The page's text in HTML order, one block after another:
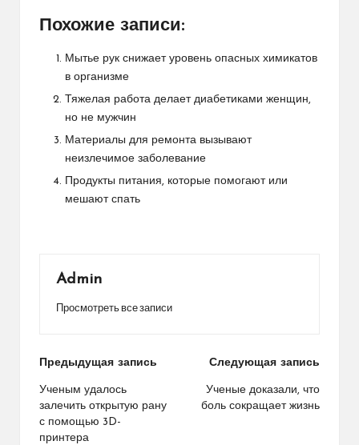
Похожие записи:
Мытье рук снижает уровень опасных химикатов
в организме
Тяжелая работа делает диабетиками женщин,
но не мужчин
Материалы для ремонта вызывают
неизлечимое заболевание
Продукты питания, которые помогают или
мешают спать
Admin
Просмотреть все записи
Навигация
по
записям
Предыдущая запись
Ученым удалось
залечить открытую рану
с помощью 3D-
принтера
Следующая запись
Ученые доказали, что
боль сокращает жизнь